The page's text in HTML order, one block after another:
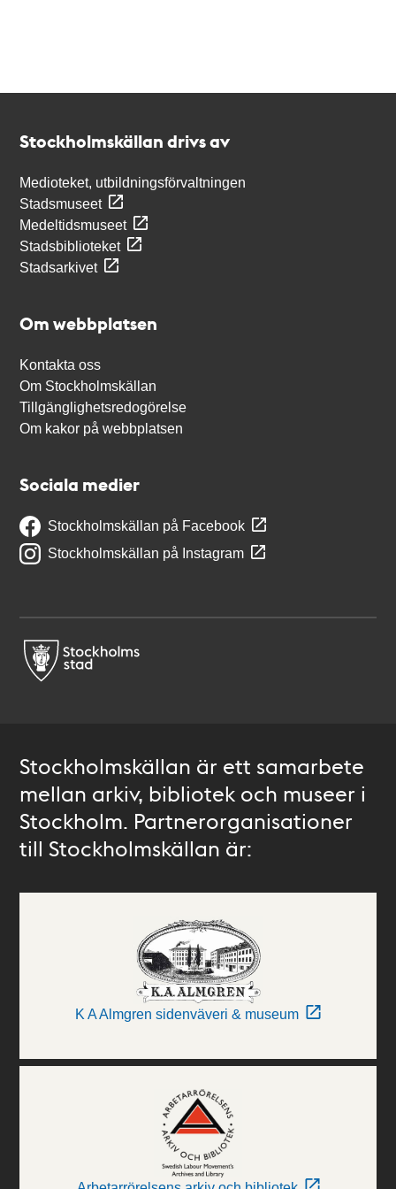
Stockholmskällan drivs av
Medioteket, utbildningsförvaltningen
Stadsmuseet
Medeltidsmuseet
Stadsbiblioteket
Stadsarkivet
Om webbplatsen
Kontakta oss
Om Stockholmskällan
Tillgänglighetsredogörelse
Om kakor på webbplatsen
Sociala medier
Stockholmskällan på Facebook
Stockholmskällan på Instagram
Stockholmskällan är ett samarbete
mellan arkiv, bibliotek och museer i
Stockholm. Partnerorganisationer
till Stockholmskällan är:
K A Almgren sidenväveri & museum